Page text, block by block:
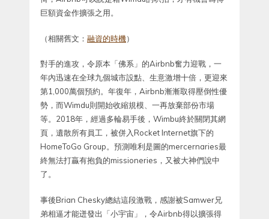
巨額資金作擴張之用。
（相關舊文： 融資的時機）
對手的進攻，令原本「佛系」的Airbnb奮力迎戰，一
年內迅速在全球九個城市設點、生意激增十倍，更迎來
第1,000萬個預約。年復年，Airbnb漸漸取得壓倒性優
勢，而Wimdu則開始收縮規模、一再放棄部份市場
等。2018年，經過多輪易手後，Wimbu終於關閉其網
頁，遺散所有員工，被併入Rocket Internet旗下的
HomeToGo Group。預測唯利是圖的mercernaries最
終無法打贏有抱負的missioneries，又被大神們說中
了。
事後Brian Chesky總結這段激戰，感謝被Samwer兄
弟相逼才能迸發出「小宇宙」，令Airbnb得以擴張得